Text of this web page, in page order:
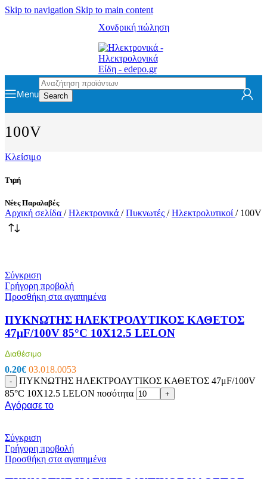
Skip to navigation Skip to main content
Χονδρική πώληση
Menu Search
100V
Κλείσιμο
Τιμή
Νέες Παραλαβές
Αρχική σελίδα / Ηλεκτρονικά / Πυκνωτές / Ηλεκτρολυτικοί / 100V
Σύγκριση
Γρήγορη προβολή
Προσθήκη στα αγαπημένα
ΠΥΚΝΩΤΗΣ ΗΛΕΚΤΡΟΛΥΤΙΚΟΣ ΚΑΘΕΤΟΣ
47μF/100V 85°C 10X12.5 LELON
Διαθέσιμο
0.20€ 03.018.0053
-
ΠΥΚΝΩΤΗΣ ΗΛΕΚΤΡΟΛΥΤΙΚΟΣ ΚΑΘΕΤΟΣ 47μF/100V
85°C 10X12.5 LELON ποσότητα
+
Αγόρασε το
Σύγκριση
Γρήγορη προβολή
Προσθήκη στα αγαπημένα